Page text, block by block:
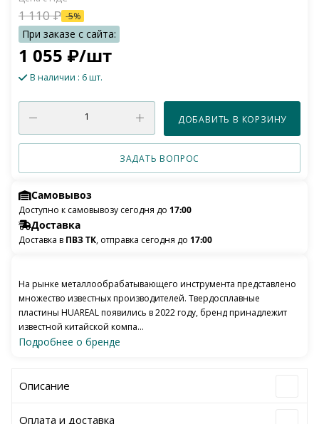
1 055 ₽/шт
1 110₽ -5%
В наличии : 6 шт.
ДОБАВИТЬ В КОРЗИНУ
ЗАДАТЬ ВОПРОС
Самовывоз
Доступно к самовывозу сегодня до 17:00
Доставка
Доставка в ПВЗ ТК, отправка сегодня до 17:00
На рынке металлообрабатывающего инструмента представлено
множество известных производителей. Твердосплавные
пластины HUAREAL появились в 2022 году, бренд принадлежит
известной китайской компа...
Подробнее о бренде
Описание
Оплата и доставка